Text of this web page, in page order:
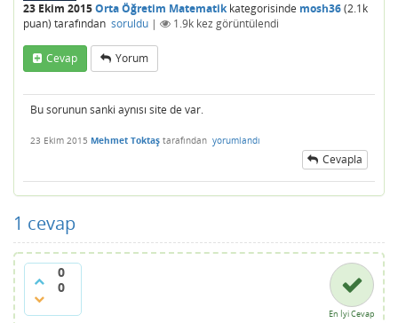
23 Ekim 2015Orta Öğretim Matematikkategorisinde mosh36(2.1k
puan) tarafından soruldu | 1.9k kez görüntülendi
Cevap Yorum
Bu sorunun sanki aynısı site de var.
23 Ekim 2015 Mehmet Toktaş tarafından yorumlandı
Cevapla
1 cevap
0
0
En İyi Cevap